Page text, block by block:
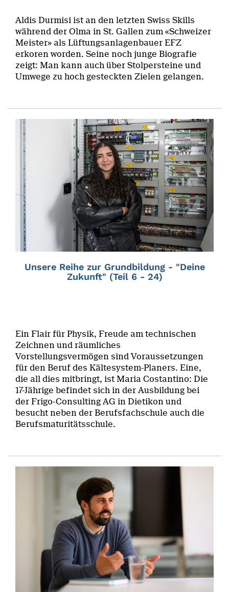
Aldis Durmisi ist an den letzten Swiss Skills
während der Olma in St. Gallen zum «Schweizer
Meister» als Lüftungsanlagenbauer EFZ
erkoren worden. Seine noch junge Biografie
zeigt: Man kann auch über Stolpersteine und
Umwege zu hoch gesteckten Zielen gelangen.
Unsere Reihe zur Grundbildung - "Deine
Zukunft" (Teil 6 - 24)
Ein Flair für Physik, Freude am technischen
Zeichnen und räumliches
Vorstellungsvermögen sind Voraussetzungen
für den Beruf des Kältesystem-Planers. Eine,
die all dies mitbringt, ist Maria Costantino: Die
17-Jährige befindet sich in der Ausbildung bei
der Frigo-Consulting AG in Dietikon und
besucht neben der Berufsfachschule auch die
Berufsmaturitätsschule.